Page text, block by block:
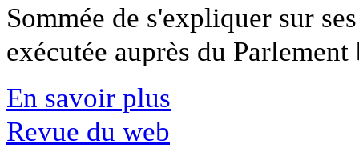
Sommée de s'expliquer sur
exécutée auprès du
En savoir plus
Revue du web